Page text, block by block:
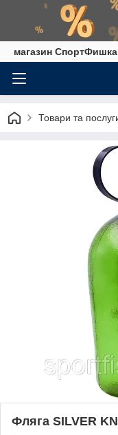
магазин
Товари та
Фляга SILVER